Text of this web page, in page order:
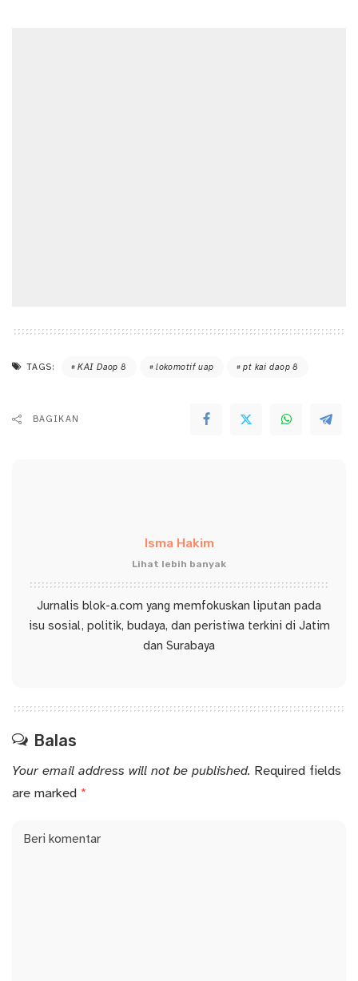
TAGS: KAI Daop 8 lokomotif uap pt kai daop 8
BAGIKAN
Isma Hakim
Lihat lebih banyak
Jurnalis blok-a.com yang memfokuskan liputan pada
isu sosial, politik, budaya, dan peristiwa terkini di Jatim
dan Surabaya
Balas
Your email address will not be published. Required fields
are marked *